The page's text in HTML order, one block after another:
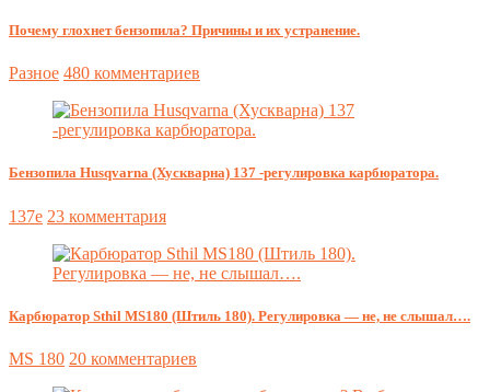
Почему глохнет бензопила? Причины и их устранение.
Разное 480 комментариев
Бензопила Husqvarna (Хускварна) 137 -регулировка карбюратора.
137e 23 комментария
Карбюратор Sthil MS180 (Штиль 180). Регулировка — не, не слышал….
MS 180 20 комментариев